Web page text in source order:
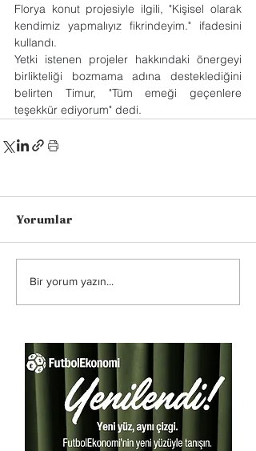
Florya konut projesiyle ilgili, "Kişisel olarak
kendimiz yapmalıyız fikrindeyim." ifadesini
kullandı.
Yetki istenen projeler hakkındaki önergeyi
birlikteliği bozmama adına desteklediğini
belirten Timur, "Tüm emeği geçenlere
teşekkür ediyorum" dedi.
Yorumlar
Bir yorum yazın...